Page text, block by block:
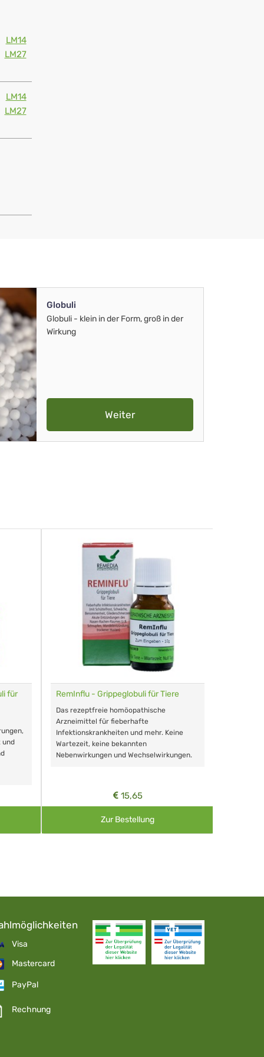
LM14
LM27
LM14
LM27
Globuli
Globuli - klein in der Form, groß in der
Wirkung
Weiter
für
und
RemInflu - Grippeglobuli für Tiere
Das rezeptfreie homöopathische
Arzneimittel für fieberhafte
Infektionskrankheiten und mehr. Keine
Wartezeit, keine bekannten
Nebenwirkungen und Wechselwirkungen.
15,65
Zur Bestellung
Visa
Mastercard
PayPal
Rechnung